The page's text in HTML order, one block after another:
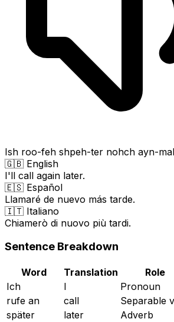
Ish roo-feh shpeh-ter nohch ayn-
🇬🇧 English
I'll call again later.
🇪🇸 Español
Llamaré de nuevo más tarde.
🇮🇹 Italiano
Chiamerò di nuovo più tardi.
Sentence Breakdown
Word Translation
Role
Ich
I
Pronoun
rufe an
call
Separable
später
later
Adverb